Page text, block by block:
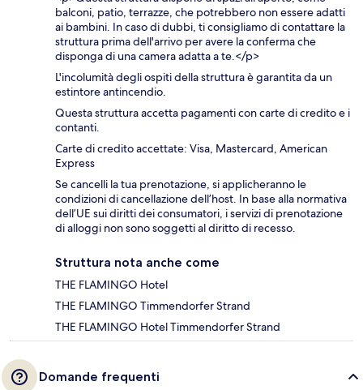
balconi, patio, terrazze, che potrebbero non essere adatti
ai bambini. In caso di dubbi, ti consigliamo di contattare la
struttura prima dell'arrivo per avere la conferma che
disponga di una camera adatta a te.</p>
L'incolumità degli ospiti della struttura è garantita da un
estintore antincendio.
Questa struttura accetta pagamenti con carte di credito e i
contanti.
Carte di credito accettate: Visa, Mastercard, American
Express
Se cancelli la tua prenotazione, si applicheranno le
condizioni di cancellazione dell’host. In base alla normativa
dell’UE sui diritti dei consumatori, i servizi di prenotazione
di alloggi non sono soggetti al diritto di recesso.
Struttura nota anche come
THE FLAMINGO Hotel
THE FLAMINGO Timmendorfer Strand
THE FLAMINGO Hotel Timmendorfer Strand
Domande frequenti